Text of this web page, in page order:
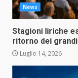
News
Stagioni liriche
ritorno dei
Luglio 14, 2026